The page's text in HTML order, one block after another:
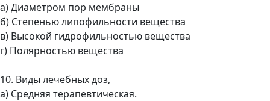
а) Диаметром пор мембраны
б) Степенью липофильности вещества
в) Высокой гидрофильностью вещества
г) Полярностью вещества
10. Виды лечебных доз,
а) Средняя терапевтическая.